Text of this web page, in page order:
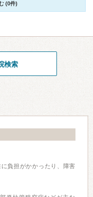
(0件)
検索
負担がかかったり、障害